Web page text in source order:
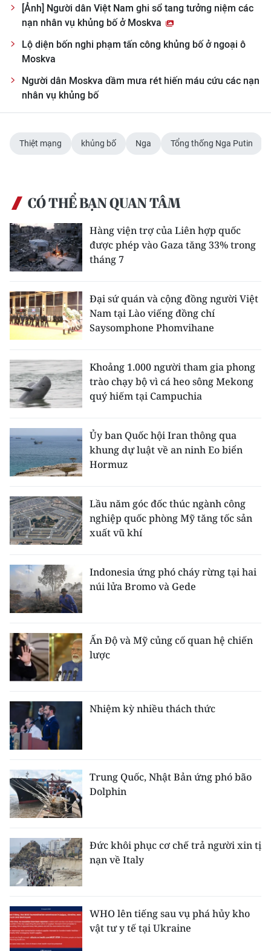
[Ảnh] Người dân Việt Nam ghi sổ tang tưởng niệm các
nạn nhân vụ khủng bố ở Moskva
Lộ diện bốn nghi phạm tấn công khủng bố ở ngoại ô
Moskva
Người dân Moskva dầm mưa rét hiến máu cứu các nạn
nhân vụ khủng bố
Thiệt mạng khủng bố Nga Tổng thống Nga Putin
CÓ THỂ BẠN QUAN TÂM
Hàng viện trợ của Liên hợp quốc
được phép vào Gaza tăng 33% trong
tháng 7
Đại sứ quán và cộng đồng người Việt
Nam tại Lào viếng đồng chí
Saysomphone Phomvihane
Khoảng 1.000 người tham gia phong
trào chạy bộ vì cá heo sông Mekong
quý hiếm tại Campuchia
Ủy ban Quốc hội Iran thông qua
khung dự luật về an ninh Eo biển
Hormuz
Lầu năm góc đốc thúc ngành công
nghiệp quốc phòng Mỹ tăng tốc sản
xuất vũ khí
Indonesia ứng phó cháy rừng tại hai
núi lửa Bromo và Gede
Ấn Độ và Mỹ củng cố quan hệ chiến
lược
Nhiệm kỳ nhiều thách thức
Trung Quốc, Nhật Bản ứng phó bão
Dolphin
Đức khôi phục cơ chế trả người xin tị
nạn về Italy
WHO lên tiếng sau vụ phá hủy kho
vật tư y tế tại Ukraine